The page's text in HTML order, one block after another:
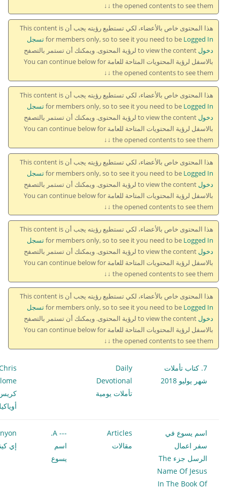
the opened contents to see them ↓↓
هذا المحتوى خاص بالأعضاء، لكي تستطيع رؤيته يجب أن This content is
for members only, so to see it you need to beLogged In تسجل
دخول
to view the content لرؤية المحتوى. ويمكنك أن تستمر بالتصفح
بالاسفل لرؤية المحتويات المتاحة للعامة You can continue below for
the opened contents to see them ↓↓
هذا المحتوى خاص بالأعضاء، لكي تستطيع رؤيته يجب أن This content is
for members only, so to see it you need to beLogged In تسجل
دخول
to view the content لرؤية المحتوى. ويمكنك أن تستمر بالتصفح
بالاسفل لرؤية المحتويات المتاحة للعامة You can continue below for
the opened contents to see them ↓↓
هذا المحتوى خاص بالأعضاء، لكي تستطيع رؤيته يجب أن This content is
for members only, so to see it you need to beLogged In تسجل
دخول
to view the content لرؤية المحتوى. ويمكنك أن تستمر بالتصفح
بالاسفل لرؤية المحتويات المتاحة للعامة You can continue below for
the opened contents to see them ↓↓
هذا المحتوى خاص بالأعضاء، لكي تستطيع رؤيته يجب أن This content is
for members only, so to see it you need to beLogged In تسجل
دخول
to view the content لرؤية المحتوى. ويمكنك أن تستمر بالتصفح
بالاسفل لرؤية المحتويات المتاحة للعامة You can continue below for
the opened contents to see them ↓↓
هذا المحتوى خاص بالأعضاء، لكي تستطيع رؤيته يجب أن This content is
for members only, so to see it you need to beLogged In تسجل
دخول
to view the content لرؤية المحتوى. ويمكنك أن تستمر بالتصفح
بالاسفل لرؤية المحتويات المتاحة للعامة You can continue below for
the opened contents to see them ↓↓
7. كتاب تأملات
شهر يوليو 2018
Daily
Devotional
تأملات يومية
اسم يسوع في
سفر اعمال
الرسل جزء The
Name Of Jesus
In The Book Of
Articles
مقالات
--- A.
اسم
يسوع
إي